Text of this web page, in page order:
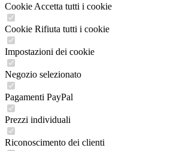
Cookie Accetta tutti i cookie
Cookie Rifiuta tutti i cookie
Impostazioni dei cookie
Negozio selezionato
Pagamenti PayPal
Prezzi individuali
Riconoscimento dei clienti